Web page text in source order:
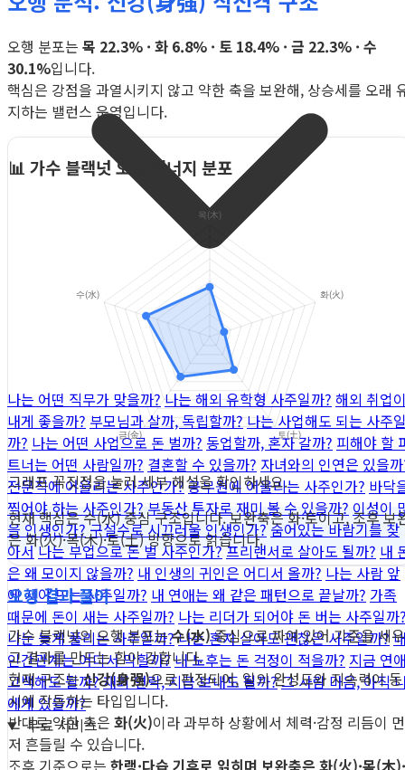
나는 어떤 직무가 맞을까? 나는 해외 유학형 사주일까? 해외 취업
내게 좋을까? 부모님과 살까, 독립할까?나는 사업해도 되는 사주
까? 나는 어떤 사업으로 돈 벌까? 동업할까, 혼자 갈까? 피해야 할
트너는 어떤 사람일까? 결혼할 수 있을까? 자녀와의 인연은 있을
전문직에 어울리는 사주인가? 공무원에 어울리는 사주인가? 바닥
찍어야 하는 사주인가? 부동산 투자로 재미 볼 수 있을까? 이성이
을 인생인가? 구설수로 시끄러울 인생인가? 숨어있는 바람기를 찾
아서 나는 부업으로 돈 벌 사주인가?프리랜서로 살아도 될까? 내
은 왜 모이지 않을까?내 인생의 귀인은 어디서 올까?나는 사람 앞
에 서야 뜨는 사주일까? 내 연애는 왜 같은 패턴으로 끝날까? 가족
때문에 돈이 새는 사주일까? 나는 리더가 되어야 돈 버는 사주일까
나는 늦게 풀리는 사주일까?나는 혼자 살아도 괜찮은 사주일까?
인간관계는 어디서 막힐까?내 노후는 돈 걱정이 적을까? 지금 연
고백해도 될까?재회 연락, 지금 보내도 될까?그 사람 마음, 아직
에게 있을까?
무료 서비스
오행 분포는 목 22.3% · 화 6.8% · 토 18.4% · 금 22.3% · 수
30.1%입니다.
핵심은 강점을 과열시키지 않고 약한 축을 보완해, 상승세를 오래
지하는 밸런스 운영입니다.
📊 가수 블랙넛 오행 에너지 분포
그래프 꼭짓점을 눌러 세부 해설을 확인하세요.
현재 핵심은 수(水) 중심 구조입니다. 보완축은 화·토이고, 조후 보
은 화(火)·목(木)·토(土) 방향으로 읽습니다.
오행 결과 풀이
가수 블랙넛의 오행 분포는수(水)중심으로 짜여 있어 기준을 세우
고 결과를 만드는 힘이 강합니다.
현재 구조는신강(身强)으로 판정되어, 일의 완성도와 지속력이 동
시에 작동하는 타입입니다.
반대로 약한 축은 화(火)이라 과부하 상황에서 체력·감정 리듬이 먼
저 흔들릴 수 있습니다.
조후 기준으로는 한랭·다습 기후로 읽히며 보완축은 화(火)·목(木)·